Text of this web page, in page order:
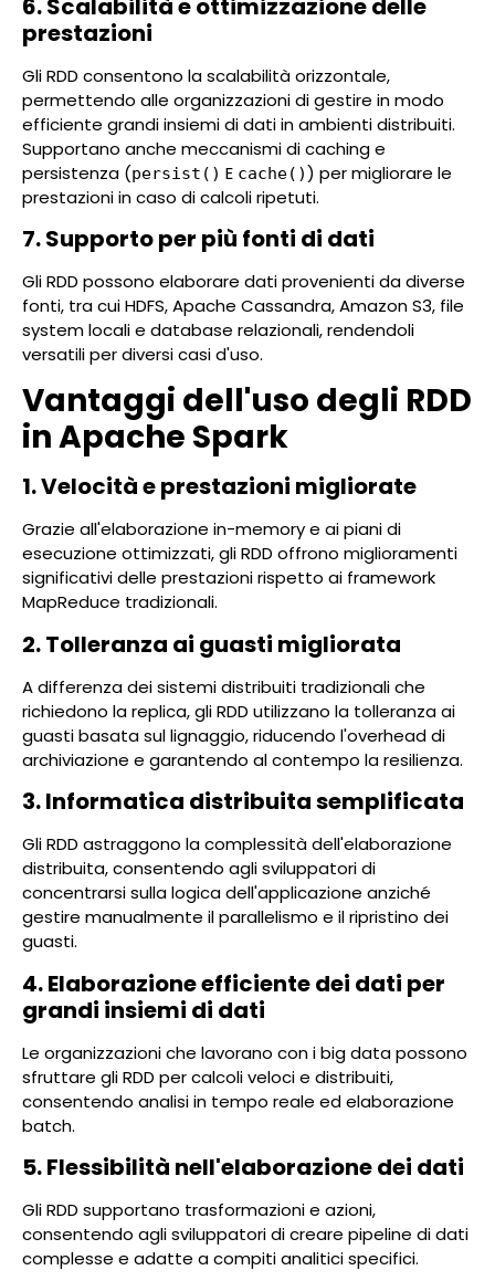
prestazioni
Gli RDD consentono la scalabilità orizzontale,
permettendo alle organizzazioni di gestire in modo
efficiente grandi insiemi di dati in ambienti distribuiti.
Supportano anche meccanismi di caching e
persistenza (persist() E cache()) per migliorare le
prestazioni in caso di calcoli ripetuti.
7. Supporto per più fonti di dati
Gli RDD possono elaborare dati provenienti da diverse
fonti, tra cui HDFS, Apache Cassandra, Amazon S3, file
system locali e database relazionali, rendendoli
versatili per diversi casi d'uso.
Vantaggi dell'uso degli RDD
in Apache Spark
1. Velocità e prestazioni migliorate
Grazie all'elaborazione in-memory e ai piani di
esecuzione ottimizzati, gli RDD offrono miglioramenti
significativi delle prestazioni rispetto ai framework
MapReduce tradizionali.
2. Tolleranza ai guasti migliorata
A differenza dei sistemi distribuiti tradizionali che
richiedono la replica, gli RDD utilizzano la tolleranza ai
guasti basata sul lignaggio, riducendo l'overhead di
archiviazione e garantendo al contempo la resilienza.
3. Informatica distribuita semplificata
Gli RDD astraggono la complessità dell'elaborazione
distribuita, consentendo agli sviluppatori di
concentrarsi sulla logica dell'applicazione anziché
gestire manualmente il parallelismo e il ripristino dei
guasti.
4. Elaborazione efficiente dei dati per
grandi insiemi di dati
Le organizzazioni che lavorano con i big data possono
sfruttare gli RDD per calcoli veloci e distribuiti,
consentendo analisi in tempo reale ed elaborazione
batch.
5. Flessibilità nell'elaborazione dei dati
Gli RDD supportano trasformazioni e azioni,
consentendo agli sviluppatori di creare pipeline di dati
complesse e adatte a compiti analitici specifici.